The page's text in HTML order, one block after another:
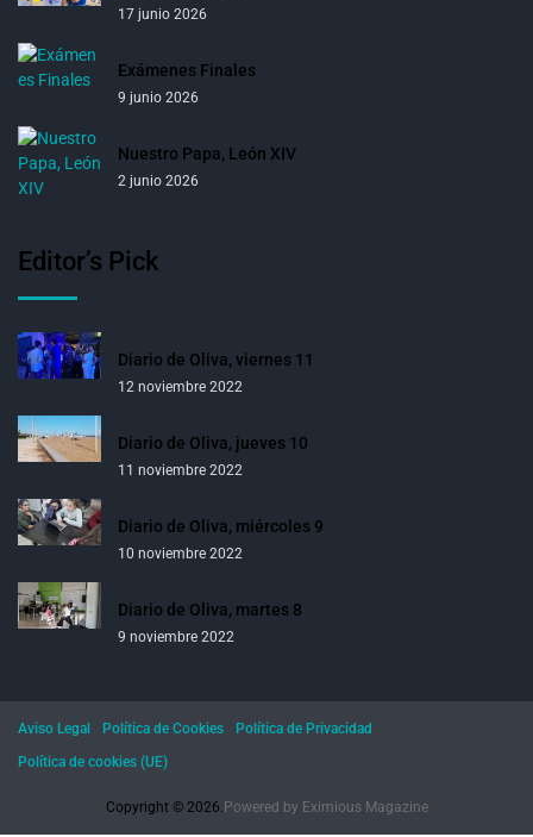
17 junio 2026
Exámenes Finales
9 junio 2026
Nuestro Papa, León XIV
2 junio 2026
Editor’s Pick
Diario de Oliva, viernes 11
12 noviembre 2022
Diario de Oliva, jueves 10
11 noviembre 2022
Diario de Oliva, miércoles 9
10 noviembre 2022
Diario de Oliva, martes 8
9 noviembre 2022
Copyright © 2026. Powered by Eximious Magazine
Aviso Legal Política de Cookies
Política de Privacidad
Política de cookies (UE)